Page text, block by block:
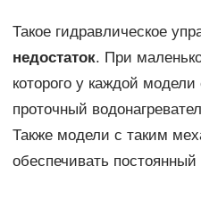
Такое гидравлическое
недостаток. При
которого у каждой
проточный
Также модели с таким
обеспечивать